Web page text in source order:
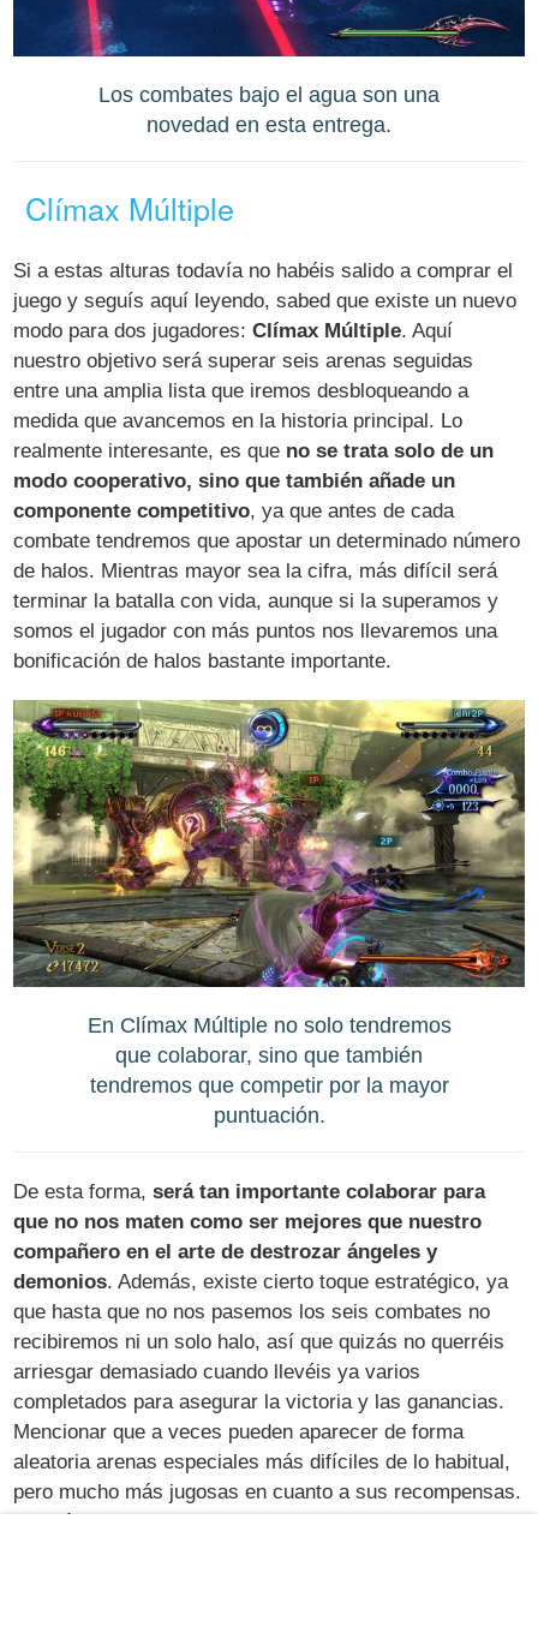
Los combates bajo el agua son una
novedad en esta entrega.
Clímax Múltiple
Si a estas alturas todavía no habéis salido a comprar el
juego y seguís aquí leyendo, sabed que existe un nuevo
modo para dos jugadores:Clímax Múltiple. Aquí
nuestro objetivo será superar seis arenas seguidas
entre una amplia lista que iremos desbloqueando a
medida que avancemos en la historia principal. Lo
realmente interesante, es que no se trata solo de un
modo cooperativo, sino que también añade un
componente competitivo, ya que antes de cada
combate tendremos que apostar un determinado número
de halos. Mientras mayor sea la cifra, más difícil será
terminar la batalla con vida, aunque si la superamos y
somos el jugador con más puntos nos llevaremos una
bonificación de halos bastante importante.
En Clímax Múltiple no solo tendremos
que colaborar, sino que también
tendremos que competir por la mayor
puntuación.
De esta forma,será tan importante colaborar para
que no nos maten como ser mejores que nuestro
compañero en el arte de destrozar ángeles y
demonios. Además, existe cierto toque estratégico, ya
que hasta que no nos pasemos los seis combates no
recibiremos ni un solo halo, así que quizás no querréis
arriesgar demasiado cuando llevéis ya varios
completados para asegurar la victoria y las ganancias.
Mencionar que a veces pueden aparecer de forma
aleatoria arenas especiales más difíciles de lo habitual,
pero mucho más jugosas en cuanto a sus recompensas.